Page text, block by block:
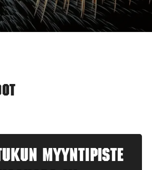
myyntipiste